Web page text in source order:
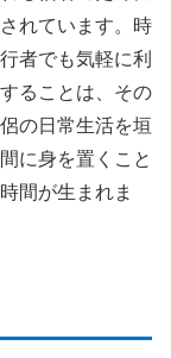
れています。時
者でも気軽に利
ることは、その
の日常生活を垣
に身を置くこと
間が生まれま